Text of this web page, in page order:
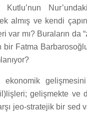
Kutlu’nun
almış ve kendi
mı? Buraların da
Fatma
ekonomik
gelişmekte ve
jeo-stratejik bir